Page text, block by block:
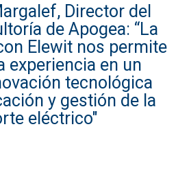
Director del
de Apogea: “La
Elewit nos permite
experiencia en un
tecnológica
y gestión de la
eléctrico"